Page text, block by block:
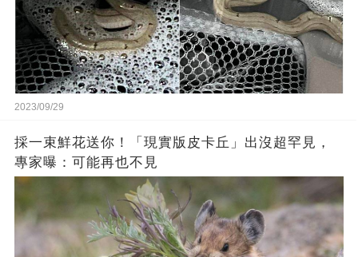
2023/09/29
採一束鮮花送你！「現實版皮卡丘」出沒超罕見，
專家曝：可能再也不見